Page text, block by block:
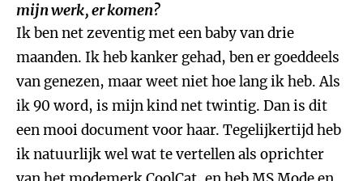
mijn werk, er komen?
Ik ben net zeventig met een baby van drie
maanden. Ik heb kanker gehad, ben er goeddeels
van genezen, maar weet niet hoe lang ik heb. Als
ik 90 word, is mijn kind net twintig. Dan is dit
een mooi document voor haar. Tegelijkertijd heb
ik natuurlijk wel wat te vertellen als oprichter